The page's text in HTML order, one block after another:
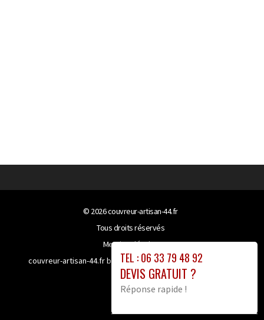
TEL : 06 33 79 48 92
DEVIS GRATUIT ?
Réponse rapide !
© 2026couvreur-artisan-44.fr
Tous droits réservés
Mentions légales
couvreur-artisan-44.fr bénéficie de la technologie
site proxy